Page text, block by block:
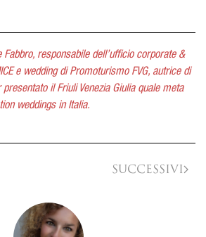
Fabbro, responsabile dell’ufficio corporate &
e wedding di Promoturismo FVG, autrice di
il Friuli Venezia Giulia quale meta
weddings in Italia.
Successivi